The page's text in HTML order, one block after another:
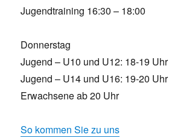
Jugendtraining 16:30 – 18:00
Donnerstag
Jugend – U10 und U12: 18-19 Uhr
Jugend – U14 und U16: 19-20 Uhr
Erwachsene ab 20 Uhr
So kommen Sie zu uns